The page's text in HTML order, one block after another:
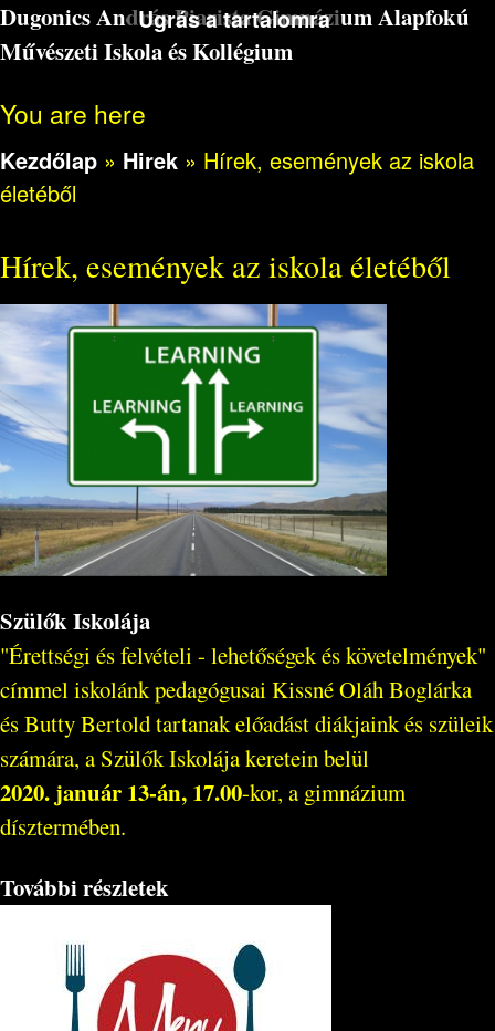
Ugrás a tartalomra
Dugonics András Piarista Gimnázium Alapfokú
Művészeti Iskola és Kollégium
You are here
Kezdőlap » Hirek » Hírek, események az iskola
életéből
Hírek, események az iskola életéből
Szülők Iskolája
"Érettségi és felvételi - lehetőségek és követelmények"
címmel iskolánk pedagógusai Kissné Oláh Boglárka
és Butty Bertold tartanak előadást diákjaink és szüleik
számára, a Szülők Iskolája keretein belül
2020. január 13-án, 17.00-kor, a gimnázium
dísztermében.
További részletek